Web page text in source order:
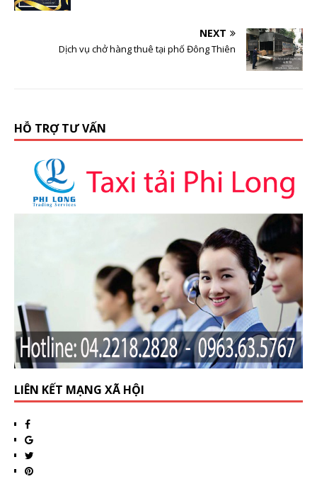
NEXT
Dịch vụ chở hàng thuê tại phố Đông Thiên
HỖ TRỢ TƯ VẤN
LIÊN KẾT MẠNG XÃ HỘI